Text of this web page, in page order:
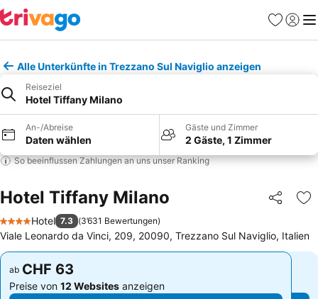
Favoriten
Alle Unterkünfte in Trezzano Sul Naviglio anzeigen
Reiseziel
Hotel Tiffany Milano
An-/Abreise
Daten wählen
Gäste und Zimmer
2 Gäste, 1 Zimmer
So beeinflussen Zahlungen an uns unser Ranking
Hotel Tiffany Milano Teilen
4 Sterne
Hotel 7.3 (3’631 Bewertungen)
Viale Leonardo da Vinci, 209, 20090, Trezzano Sul Naviglio, Italien
ab CHF 63
Preise von 12 Websitesanzeigen
ab CHF 63
Preise von 12 Websites anzeigen